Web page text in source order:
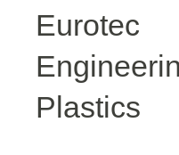
Eurotec
Plastics